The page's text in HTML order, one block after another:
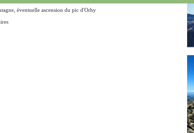
éventuelle ascension du pic d'Orhy